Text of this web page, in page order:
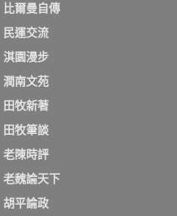
比爾曼自傳
民運交流
淇園漫步
潤南文苑
田牧新著
田牧筆談
老陳時評
老魏論天下
胡平論政